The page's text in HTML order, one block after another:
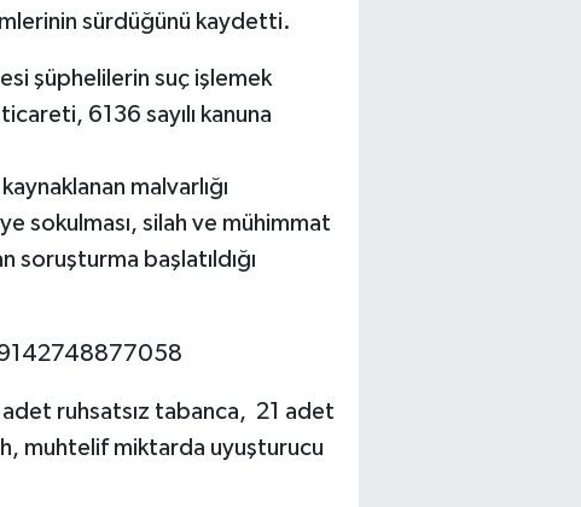
sürdüğünü kaydetti.
şüphelilerin suç işlemek
6136 sayılı kanuna
malvarlığı
sokulması, silah ve mühimmat
soruşturma başlatıldığı
adet ruhsatsız tabanca, 21 adet
muhtelif miktarda uyuşturucu